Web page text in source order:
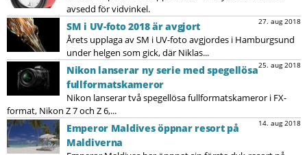
avsedd för vidvinkel.
27. aug 2018
SM i UV-foto 2018 är avgjort
Årets upplaga av SM i UV-foto avgjordes i Hamburgsund
under helgen som gick, där Niklas...
25. aug 2018
Nikon lanserar ny serie med spegellösa
fullformatskameror
Nikon lanserar två spegellösa fullformatskameror i FX-
format, Nikon Z 7 och Z 6,...
14. aug 2018
Emperor Maldives öppnar resort på
Maldiverna